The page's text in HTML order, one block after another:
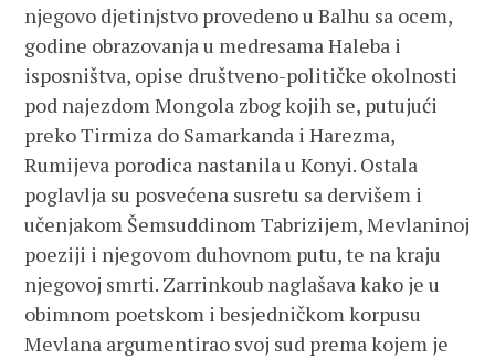
njegovo djetinjstvo provedeno u Balhu sa ocem,
godine obrazovanja u medresama Haleba i
isposništva, opise društveno-političke okolnosti
pod najezdom Mongola zbog kojih se, putujući
preko Tirmiza do Samarkanda i Harezma,
Rumijeva porodica nastanila u Konyi. Ostala
poglavlja su posvećena susretu sa dervišem i
učenjakom Šemsuddinom Tabrizijem, Mevlaninoj
poeziji i njegovom duhovnom putu, te na kraju
njegovoj smrti. Zarrinkoub naglašava kako je u
obimnom poetskom i besjedničkom korpusu
Mevlana argumentirao svoj sud prema kojem je